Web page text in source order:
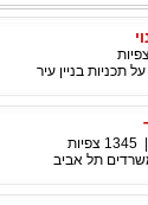
צפיות
תכניות בניין עיר
1345 צפיות
תל אביב